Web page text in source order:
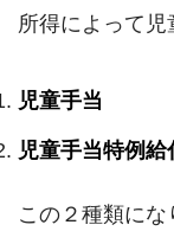
所得によって児
児童手当
児童手当特例給
この２種類にな